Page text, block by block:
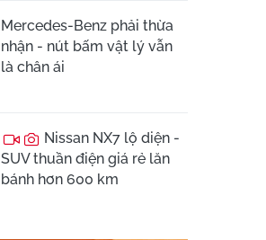
Mercedes-Benz phải thừa
nhận - nút bấm vật lý vẫn
là chân ái
Nissan NX7 lộ diện -
SUV thuần điện giá rẻ lăn
bánh hơn 600 km